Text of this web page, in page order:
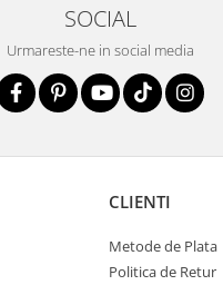
SOCIAL
Urmareste-ne in social media
CLIENTI
Metode de Plata
Politica de Retur